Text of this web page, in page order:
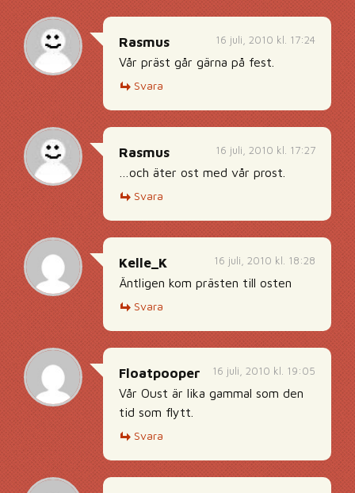
16 juli, 2010 kl. 17:24
Rasmus
Vår präst går gärna på fest.
Svara
16 juli, 2010 kl. 17:27
Rasmus
…och äter ost med vår prost.
Svara
16 juli, 2010 kl. 18:28
Kelle_K
Äntligen kom prästen till osten
Svara
16 juli, 2010 kl. 19:05
Floatpooper
Vår Oust är lika gammal som den
tid som flytt.
Svara